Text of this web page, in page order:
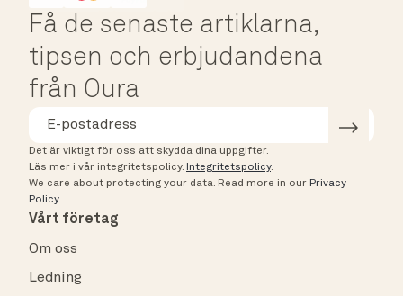
Få de senaste artiklarna,
tipsen och erbjudandena
från Oura
Det är viktigt för oss att skydda dina uppgifter.
Läs mer i vår integritetspolicy. Integritetspolicy.
We care about protecting your data. Read more in our Privacy
Policy.
Vårt företag
Om oss
Ledning